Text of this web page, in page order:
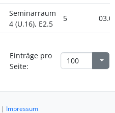
Seminarraum
4 (U.16), E2.5
5
Einträge pro
Seite:
| Impressum